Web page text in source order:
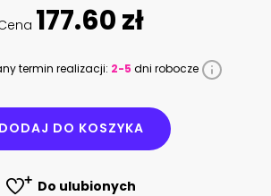
177.60 zł
termin realizacji: 2-5 dni robocze
DODAJ DO KOSZYKA
Do ulubionych